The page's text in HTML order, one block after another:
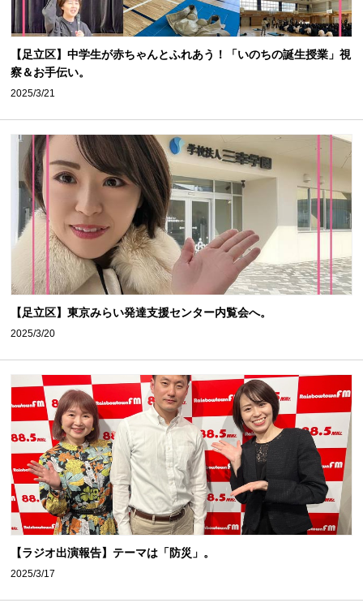
【足立区】中学生が赤ちゃんとふれあう！「いのちの誕生授業」視
察＆お手伝い。
2025/3/21
【足立区】東京みらい発達支援センター内覧会へ。
2025/3/20
【ラジオ出演報告】テーマは「防災」。
2025/3/17